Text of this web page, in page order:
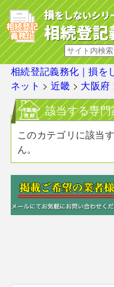
相続登記義務化｜損を
ネット > 近畿 > 大阪府
該当する専
このカテゴリに該当
ん。